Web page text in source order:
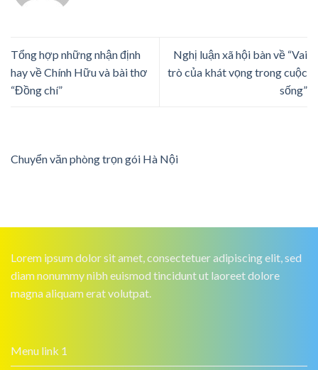
Tổng hợp những nhận định
hay về Chính Hữu và bài thơ
“Đồng chí”
Nghị luận xã hội bàn về “Vai
trò của khát vọng trong cuộc
sống”
Chuyển văn phòng trọn gói Hà Nội
Lorem ipsum dolor sit amet, consectetuer adipiscing elit, sed
diam nonummy nibh euismod tincidunt ut laoreet dolore
magna aliquam erat volutpat.
Menu link 1